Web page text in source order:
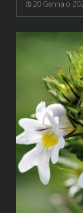
20 Gennaio